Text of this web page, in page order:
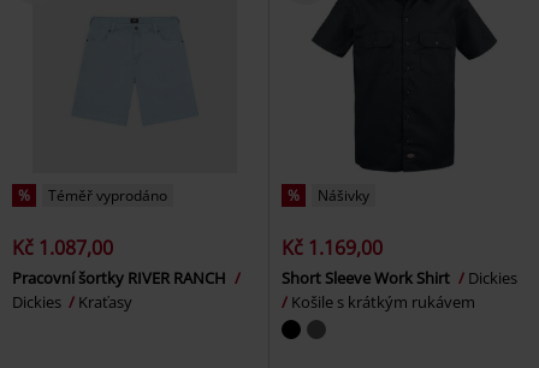
% Téměř vyprodáno
Kč 1.087,00
Pracovní šortky RIVER RANCH
Dickies
Kraťasy
% Nášivky
Kč 1.169,00
Short Sleeve Work Shirt
Dickies
Košile s krátkým rukávem